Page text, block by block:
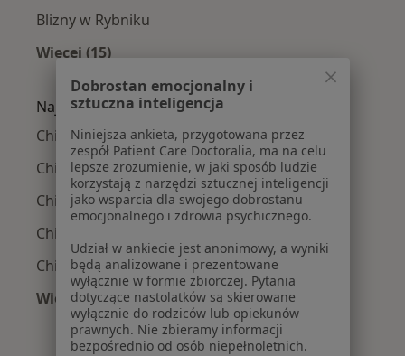
Blizny w Rybniku
Więcej (15)
Więcej w kategorii: Najczęście leczone
Najpopularniejsze ubezpieczenia
Chirurdzy z TELEMEDI w Rybniku
Chirurdzy z Świat Zdrowia w Rybniku
Chirurdzy z Saltus w Rybniku
Chirurdzy z POLMED w Rybniku
Chirurdzy z Medicover w Rybniku
Więcej (2)
Więcej w kategorii: Najpopularniejsze
Dobrostan emocjonalny i
sztuczna inteligencja
Niniejsza ankieta, przygotowana przez
zespół Patient Care Doctoralia, ma na celu
lepsze zrozumienie, w jaki sposób ludzie
korzystają z narzędzi sztucznej inteligencji
jako wsparcia dla swojego dobrostanu
emocjonalnego i zdrowia psychicznego.
Udział w ankiecie jest anonimowy, a wyniki
będą analizowane i prezentowane
wyłącznie w formie zbiorczej. Pytania
dotyczące nastolatków są skierowane
wyłącznie do rodziców lub opiekunów
prawnych. Nie zbieramy informacji
bezpośrednio od osób niepełnoletnich.